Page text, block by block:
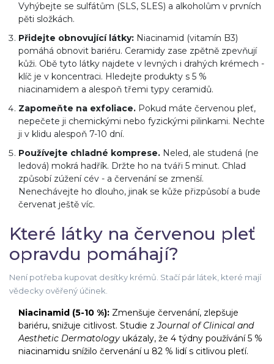
Vyhýbejte se sulfátům (SLS, SLES) a alkoholům v prvních
pěti složkách.
Přidejte obnovující látky: Niacinamid (vitamín B3)
pomáhá obnovit bariéru. Ceramidy zase zpětně zpevňují
kůži. Obě tyto látky najdete v levných i drahých krémech -
klíč je v koncentraci. Hledejte produkty s 5 %
niacinamidem a alespoň třemi typy ceramidů.
Zapomeňte na exfoliace. Pokud máte červenou pleť,
nepečete ji chemickými nebo fyzickými pilinkami. Nechte
ji v klidu alespoň 7-10 dní.
Používejte chladné komprese. Neled, ale studená (ne
ledová) mokrá hadřík. Držte ho na tváři 5 minut. Chlad
způsobí zúžení cév - a červenání se zmenší.
Nenechávejte ho dlouho, jinak se kůže přizpůsobí a bude
červenat ještě víc.
Které látky na červenou pleť
opravdu pomáhají?
Není potřeba kupovat desítky krémů. Stačí pár látek, které mají
vědecky ověřený účinek.
Niacinamid (5-10 %): Zmenšuje červenání, zlepšuje
bariéru, snižuje citlivost. Studie zJournal of Clinical and
Aesthetic Dermatology ukázaly, že 4 týdny používání 5 %
niacinamidu snížilo červenání u 82 % lidí s citlivou pleťí.